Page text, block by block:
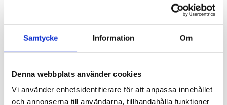
Samtycke Information Om
Denna webbplats använder cookies
Vi använder enhetsidentifierare för att anpassa innehållet
och annonserna till användarna, tillhandahålla funktioner
Nu finns en ny film som visar hur upplevelsen är att
använda EC2B och mobilitetstjänsterna i Riksbyggen
Brf Viva i praktiken. Ett par av de boende i Viva delar